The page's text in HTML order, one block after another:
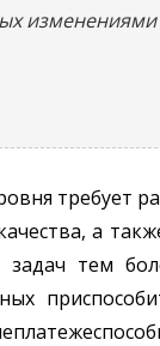
изменениями
требует
а
задач тем